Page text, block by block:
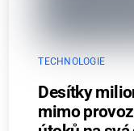
TECHNOLOGIE
Desítky
mimo